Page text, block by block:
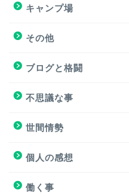
キャンプ場
その他
ブログと格闘
不思議な事
世間情勢
個人の感想
働く事